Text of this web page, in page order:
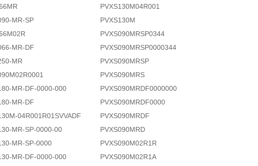
MR-SP
MR-DF
MR
MR-DF-0000-000
MR-DF
04R001R01SVVADF
MR-SP-0000-00
MR-SP-0000
MR-DF-0000-000
PVXS130M04R001
PVXS130M
PVXS090MRSP0344
PVXS090MRSP0000344
PVXS090MRSP
PVXS090MRS
PVXS090MRDF0000000
PVXS090MRDF0000
PVXS090MRDF
PVXS090MRD
PVXS090M02R1R
PVXS090M02R1A